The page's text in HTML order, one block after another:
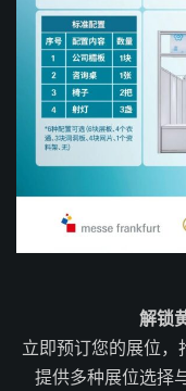
解锁
立即预订您的展位
提供多种展位选择